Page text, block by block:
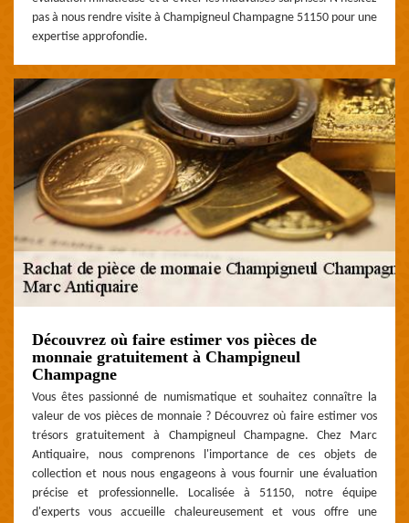
pas à nous rendre visite à Champigneul Champagne 51150 pour une
expertise approfondie.
Découvrez où faire estimer vos pièces de
monnaie gratuitement à Champigneul
Champagne
Vous êtes passionné de numismatique et souhaitez connaître la
valeur de vos pièces de monnaie ? Découvrez où faire estimer vos
trésors gratuitement à Champigneul Champagne. Chez Marc
Antiquaire, nous comprenons l'importance de ces objets de
collection et nous nous engageons à vous fournir une évaluation
précise et professionnelle. Localisée à 51150, notre équipe
d'experts vous accueille chaleureusement et vous offre une